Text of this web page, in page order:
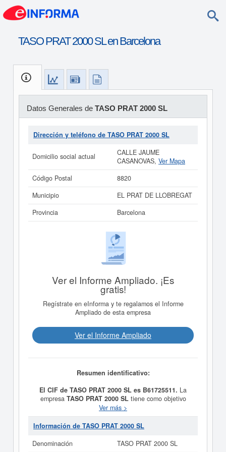
TASO PRAT 2000 SL en Barcelona
Datos Generales de TASO PRAT 2000 SL
Dirección y teléfono de TASO PRAT 2000 SL
Domicilio social actual
CALLE JAUME
CASANOVAS, Ver Mapa
Código Postal
8820
Municipio
EL PRAT DE LLOBREGAT
Provincia
Barcelona
Ver el Informe Ampliado. ¡Es
gratis!
Regístrate en eInforma y te regalamos el Informe
Ampliado de esta empresa
Ver el Informe Ampliado
Resumen identificativo:
El CIF de TASO PRAT 2000 SL es B61725511. La
empresa TASO PRAT 2000 SLtiene como objetivo
COMPRA VENTA, ASI COMO LA TENENCIA Y
ADMINISTRACION DE VALORES MOBILIARIOS Y
OTROS ACTIVOS FINANCIEROS DE EMISION
VARIABLE EXCLUYENDO LAS ACTIVIDADES DE LAS
Ver más >
Información de TASO PRAT 2000 SL
Denominación
TASO PRAT 2000 SL